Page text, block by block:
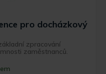
pro docházkový
zpracování
zaměstnanců.